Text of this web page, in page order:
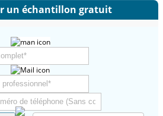
un échantillon gratuit